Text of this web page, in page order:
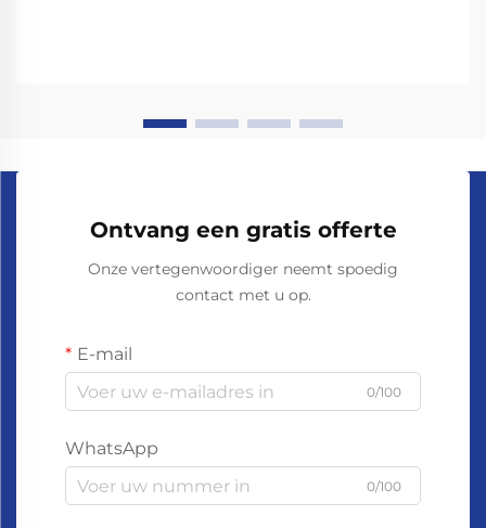
Ontvang een gratis offerte
Onze vertegenwoordiger neemt spoedig
contact met u op.
E-mail
0/100
WhatsApp
0/100